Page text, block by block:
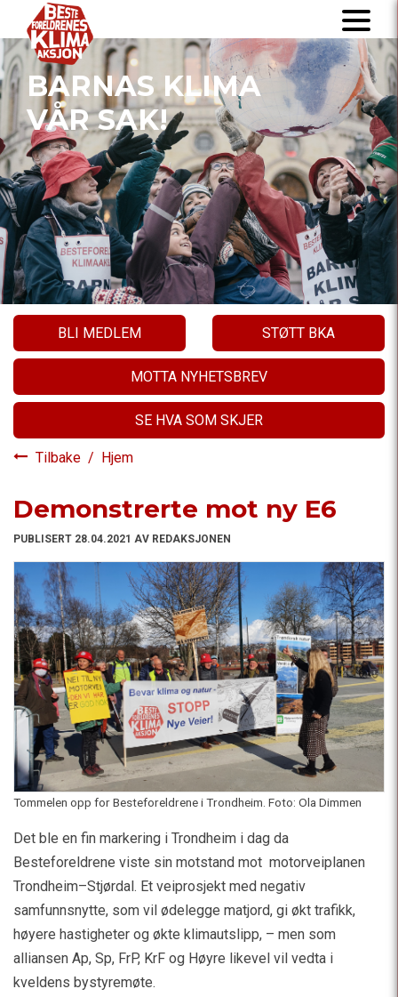
BARNAS KLIMA
VÅR SAK!
BLI MEDLEM STØTT BKA
MOTTA NYHETSBREV
SE HVA SOM SKJER
Tilbake / Hjem
Demonstrerte mot ny E6
PUBLISERT 28.04.2021 AV REDAKSJONEN
Tommelen opp for Besteforeldrene i Trondheim. Foto: Ola Dimmen
Det ble en fin markering i Trondheim i dag da
Besteforeldrene viste sin motstand mot motorveiplanen
Trondheim–Stjørdal. Et veiprosjekt med negativ
samfunnsnytte, som vil ødelegge matjord, gi økt trafikk,
høyere hastigheter og økte klimautslipp, – men som
alliansen Ap, Sp, FrP, KrF og Høyre likevel vil vedta i
kveldens bystyremøte.